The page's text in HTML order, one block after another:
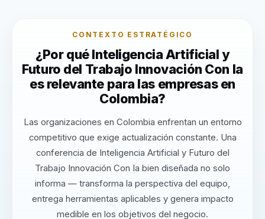
CONTEXTO ESTRATÉGICO
¿Por qué Inteligencia Artificial y
Futuro del Trabajo Innovación Con Ia
es relevante para las empresas en
Colombia?
Las organizaciones en Colombia enfrentan un entorno
competitivo que exige actualización constante. Una
conferencia de Inteligencia Artificial y Futuro del
Trabajo Innovación Con Ia bien diseñada no solo
informa — transforma la perspectiva del equipo,
entrega herramientas aplicables y genera impacto
medible en los objetivos del negocio.